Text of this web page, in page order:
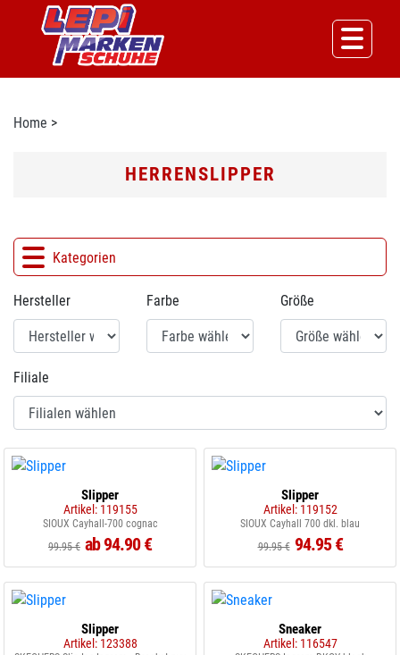
Home >
HERRENSLIPPER
Kategorien
Hersteller Farbe Größe
Filiale
Slipper
Artikel: 119155
SIOUX Cayhall-700 cognac
99.95 € ab 94.90 €
Slipper
Artikel: 119152
SIOUX Cayhall 700 dkl. blau
99.95 € 94.95 €
Slipper
Artikel: 123388
Sneaker
Artikel: 116547